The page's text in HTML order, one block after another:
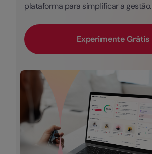
plataforma para simplificar a gestão.
Experimente Grátis